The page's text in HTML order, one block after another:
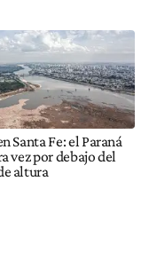
Santa Fe: el Paraná
vez por debajo del
altura